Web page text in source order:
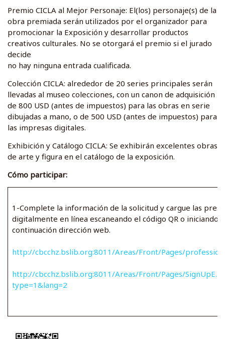
Premio CICLA al Mejor Personaje: El(los) personaje(s) de la
obra premiada serán utilizados por el organizador para
promocionar la Exposición y desarrollar productos
creativos culturales. No se otorgará el premio si el jurado
decide
no hay ninguna entrada cualificada.
Colección CICLA: alrededor de 20 series principales serán
llevadas al museo colecciones, con un canon de adquisición
de 800 USD (antes de impuestos) para las obras en serie
dibujadas a mano, o de 500 USD (antes de impuestos) para
las impresas digitales.
Exhibición y Catálogo CICLA: Se exhibirán excelentes obras
de arte y figura en el catálogo de la exposición.
Cómo participar:
1-Complete la información de la solicitud y cargue las
digitalmente en línea escaneando el código QR o iniciando
continuación dirección web.
http://cbcchz.bslib.org:8011/Areas/Front/Pages/
http://cbcchz.bslib.org:8011/Areas/Front/Pages/
type=1&lang=2